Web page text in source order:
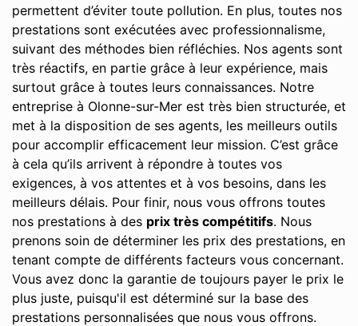
permettent d’éviter toute pollution. En plus, toutes nos
prestations sont exécutées avec professionnalisme,
suivant des méthodes bien réfléchies. Nos agents sont
très réactifs, en partie grâce à leur expérience, mais
surtout grâce à toutes leurs connaissances. Notre
entreprise à Olonne-sur-Mer est très bien structurée, et
met à la disposition de ses agents, les meilleurs outils
pour accomplir efficacement leur mission. C’est grâce
à cela qu’ils arrivent à répondre à toutes vos
exigences, à vos attentes et à vos besoins, dans les
meilleurs délais. Pour finir, nous vous offrons toutes
nos prestations à des prix très compétitifs. Nous
prenons soin de déterminer les prix des prestations, en
tenant compte de différents facteurs vous concernant.
Vous avez donc la garantie de toujours payer le prix le
plus juste, puisqu'il est déterminé sur la base des
prestations personnalisées que nous vous offrons.